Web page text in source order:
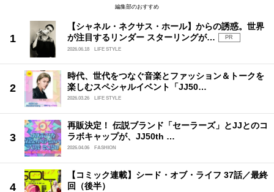
編集部のおすすめ
【シャネル・ネクサス・ホール】からの誘惑。世界
が注目するリンダー スターリングが…
PR
2026.06.18
LIFE STYLE
時代、世代をつなぐ音楽とファッション＆トークを
楽しむスペシャルイベント「JJ50…
2026.03.26 LIFE STYLE
再販決定！ 伝説ブランド「セーラーズ」とJJとのコ
ラボキャップが、JJ50th …
2026.04.06 FASHION
【コミック連載】シード・オブ・ライフ 37話／最終
回（後半）